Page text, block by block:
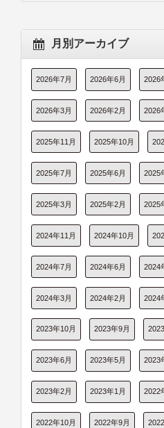
月別アーカイブ
2026年7月 2026年6月 2026
2026年3月 2026年2月 2026
2025年11月 2025年10月
2025年7月 2025年6月 2025
2025年3月 2025年2月 2025
2024年11月 2024年10月
2024年7月 2024年6月 2024
2024年3月 2024年2月 2024
2023年10月 2023年9月
2023年6月 2023年5月 2023
2023年2月 2023年1月 2022
2022年10月 2022年9月